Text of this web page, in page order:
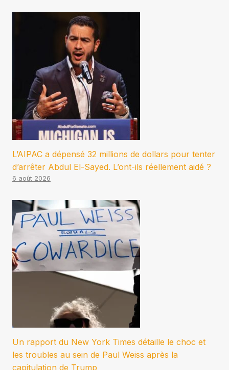
L’AIPAC a dépensé 32 millions de dollars pour tenter
d’arrêter Abdul El-Sayed. L’ont-ils réellement aidé ?
6 août 2026
Un rapport du New York Times détaille le choc et
les troubles au sein de Paul Weiss après la
capitulation de Trump